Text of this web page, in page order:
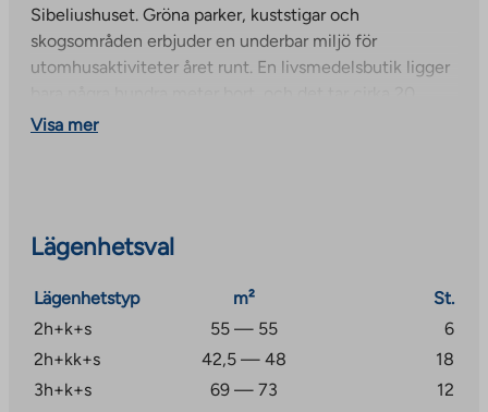
Sibeliushuset. Gröna parker, kuststigar och
skogsområden erbjuder en underbar miljö för
utomhusaktiviteter året runt. En livsmedelsbutik ligger
minuter att gå till Lahtis centrum och campus. En
relaxområde. En parkeringsplats kan hyras antingen på
gården eller i det intilliggande parkeringsgaraget. Vissa
lägenheter erbjuder också vacker utsikt över Vesijärvi.
Visa mer
Lägenhetsval
Lägenhetstyp m²
St.
2h+k+s
55 — 55
6
2h+kk+s
42,5 — 48
18
3h+k+s
69 — 73 12